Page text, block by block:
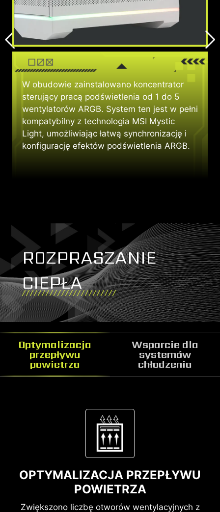
W obudowie zainstalowano koncentrator
sterujący pracą podświetlenia od 1 do 5
wentylatorów ARGB. System ten jest w pełni
kompatybilny z technologia MSI Mystic
Light, umożliwiając łatwą synchronizację i
konfigurację efektów podświetlenia ARGB.
ROZPRASZANIE
CIEPŁA
Optymalizacja
przepływu
powietrza
Wsparcie dla
systemów
chłodzenia
OPTYMALIZACJA PRZEPŁYWU
POWIETRZA
Zwiększono liczbę otworów wentylacyjnych z
Wentylatory